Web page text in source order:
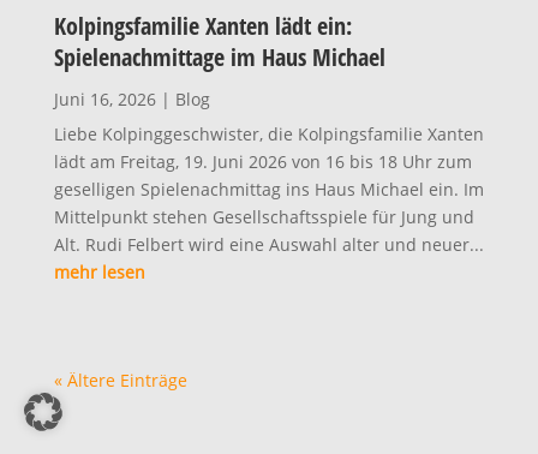
Kolpingsfamilie Xanten lädt ein:
Spielenachmittage im Haus Michael
Juni 16, 2026| Blog
Liebe Kolpinggeschwister, die Kolpingsfamilie Xanten
lädt am Freitag, 19. Juni 2026 von 16 bis 18 Uhr zum
geselligen Spielenachmittag ins Haus Michael ein. Im
Mittelpunkt stehen Gesellschaftsspiele für Jung und
Alt. Rudi Felbert wird eine Auswahl alter und neuer...
mehr lesen
« Ältere Einträge